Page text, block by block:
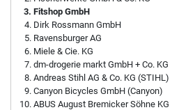
Fitshop GmbH
Dirk Rossmann GmbH
Ravensburger AG
Miele & Cie. KG
dm-drogerie markt GmbH + Co. KG
Andreas Stihl AG & Co. KG (STIHL)
Canyon Bicycles GmbH (Canyon)
ABUS August Bremicker Söhne KG